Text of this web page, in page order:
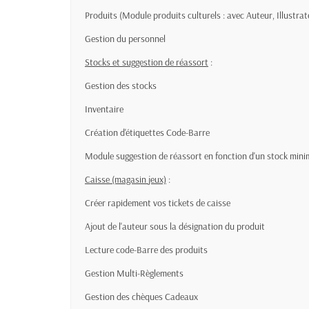
Produits (Module produits culturels : avec Auteur,
Gestion du personnel
Stocks et suggestion de réassort :
Gestion des stocks
Inventaire
Création d'étiquettes Code-Barre
Module suggestion de réassort en fonction d'un stock
Caisse (magasin jeux) :
Créer rapidement vos tickets de caisse
Ajout de l'auteur sous la désignation du produit
Lecture code-Barre des produits
Gestion Multi-Règlements
Gestion des chèques Cadeaux